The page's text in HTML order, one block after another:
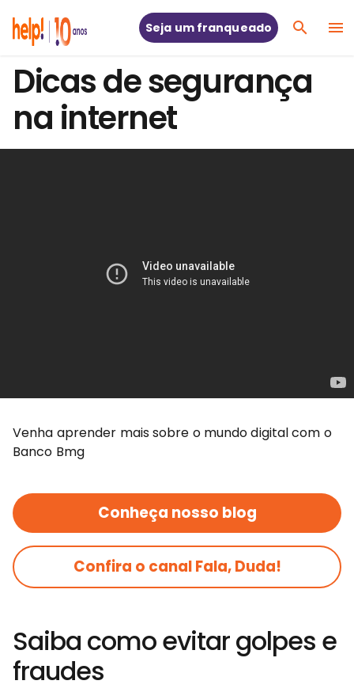
Seja um franqueado
Dicas de segurança
na internet
Venha aprender mais sobre o mundo digital com o
Banco Bmg
Conheça nosso blog
Confira o canal Fala, Duda!
Saiba como evitar golpes e
fraudes